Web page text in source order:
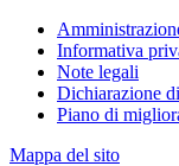
Informativa
Note legali
Dichiarazione
Piano di
Mappa del sito